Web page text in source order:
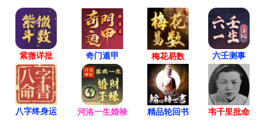
紫微详批 奇门遁甲 梅花易数 六壬测事
八字终身运 河洛一生婚禄 精品轮回书 韦千里批命